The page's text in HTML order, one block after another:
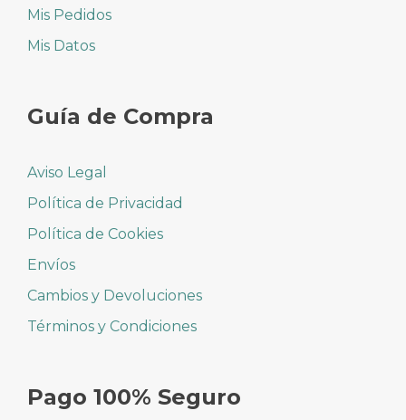
Mis Pedidos
Mis Datos
Guía de Compra
Aviso Legal
Política de Privacidad
Política de Cookies
Envíos
Cambios y Devoluciones
Términos y Condiciones
Pago 100% Seguro